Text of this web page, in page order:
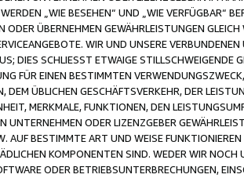
„WIE BESEHEN“ UND „WIE VERFÜGBAR“
ÜBERNEHMEN GEWÄHRLEISTUNGEN
WIR UND UNSERE
DIES SCHLIESST ETWAIGE STILLSCHWEIGENDE
FÜR EINEN BESTIMMTEN
ÜBLICHEN GESCHÄFTSVERKEHR, DER
MERKMALE, FUNKTIONEN, DEN
UNTERNEHMEN ODER LIZENZGEBER
AUF BESTIMMTE ART UND WEISE
KOMPONENTEN SIND. WEDER WIR
ODER BETRIEBSUNTERBRECHUNGEN,